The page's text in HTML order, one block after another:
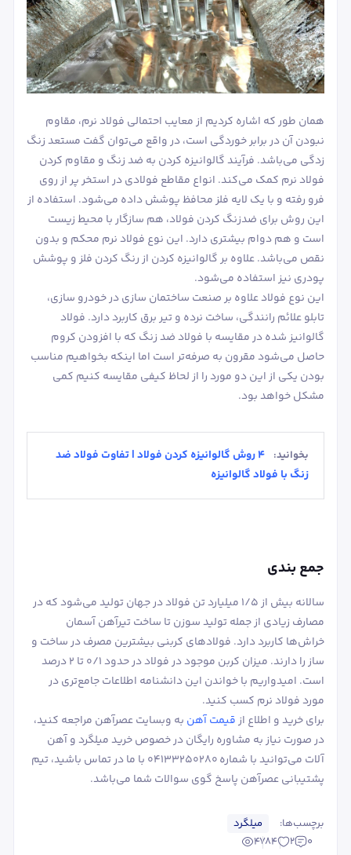
همان طور که اشاره کردیم از معایب احتمالی فولاد نرم، مقاوم
نبودن آن در برابر خوردگی است، در واقع می‌توان گفت مستعد زنگ
زدگی می‌باشد. فرآیند گالوانیزه کردن به ضد زنگ و مقاوم کردن
فولاد نرم کمک می‌کند. انواع مقاطع فولادی در استخر پر از روی
فرو رفته و با یک لایه فلز محافظ پوشش داده می‌شود. استفاده از
این روش برای ضدزنگ کردن فولاد، هم سازگار با محیط زیست
است و هم دوام بیشتری دارد. این نوع فولاد نرم محکم و بدون
نقص می‌باشد. علاوه بر گالوانیزه کردن از رنگ کردن فلز و پوشش
پودری نیز استفاده می‌شود.
این نوع فولاد علاوه بر صنعت ساختمان سازی در خودرو سازی،
تابلو علائم رانندگی، ساخت نرده و تیر برق کاربرد دارد. فولاد
گالوانیز شده در مقایسه با فولاد ضد زنگ که با افزودن کروم
حاصل می‌شود مقرون به صرفه‌تر است اما اینکه بخواهیم مناسب
بودن یکی از این دو مورد را از لحاظ کیفی مقایسه کنیم کمی
مشکل خواهد بود.
بخوانید:
4 روش گالوانیزه کردن فولاد | تفاوت فولاد ضد
زنگ با فولاد گالوانیزه
جمع بندی
سالانه بیش از 1/5 میلیارد تن فولاد در جهان تولید می‌شود که در
مصارف زیادی از جمله تولید سوزن تا ساخت تیرآهن‌ آسمان
خراش‌ها کاربرد دارد. فولادهای کربنی بیشترین مصرف در ساخت و
ساز را دارند. میزان کربن موجود در فولاد در حدود 0/1 تا 2 درصد
است. امیدواریم با خواندن این دانشنامه اطلاعات جامع‌تری در
مورد فولاد نرم کسب کنید.
برای خرید و اطلاع ازقیمت آهن به وبسایت عصرآهن مراجعه کنید،
در صورت نیاز به مشاوره رایگان در خصوص خرید میلگرد و آهن
آلات می‌توانید با شماره 04133250280 با ما در تماس باشید، تیم
پشتیبانی عصرآهن پاسخ گوی سوالات شما می‌باشد.
برچسب‌ها:
میلگرد
0
2
4784